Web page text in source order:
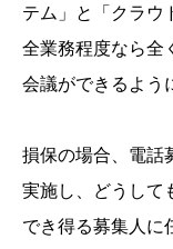
テム」と「クラウ
全業務程度なら全
会議ができるよう
損保の場合、電話
実施し、どうして
でき得る募集人に